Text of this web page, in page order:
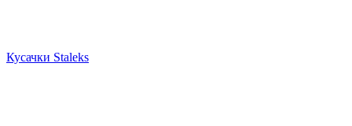
Кусачки Staleks